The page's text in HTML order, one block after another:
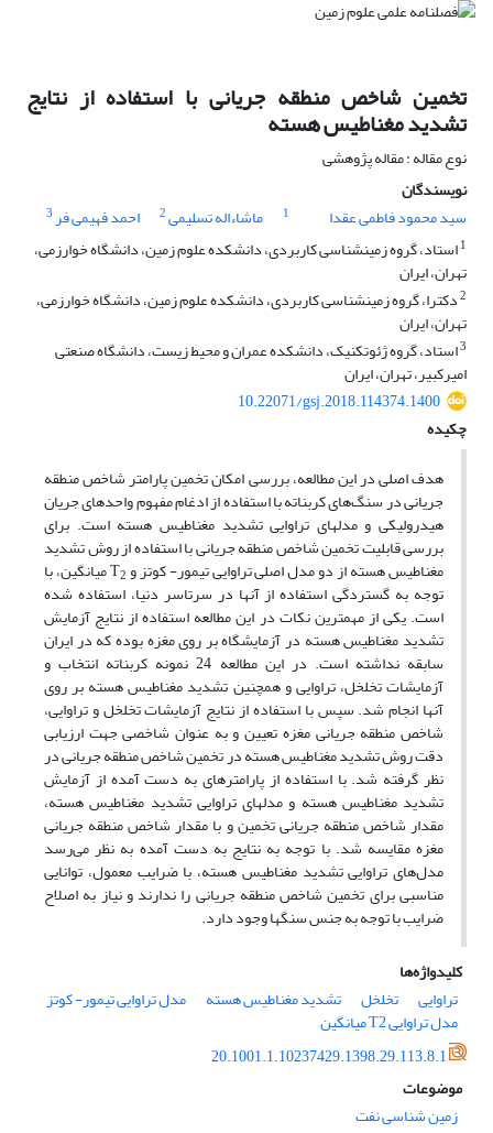
تخمین شاخص منطقه جریانی با استفاده از نتایج
تشدید مغناطیس هسته
نوع مقاله : مقاله پژوهشی
نویسندگان
سید محمود فاطمی عقدا
1 ماشاءاله تسلیمی2 احمد فهیمی فر3
1
استاد، گروه زمین‎شناسی کاربردی، دانشکده علوم زمین، دانشگاه خوارزمی،
تهران، ایران
2 دکترا، گروه زمین‎شناسی کاربردی، دانشکده علوم زمین، دانشگاه خوارزمی،
تهران، ایران
3استاد، گروه ژئوتکنیک، دانشکده عمران و محیط زیست، دانشگاه صنعتی
امیرکبیر، تهران، ایران
10.22071/gsj.2018.114374.1400
چکیده
هدف اصلی در این مطالعه، بررسی امکان تخمین پارامتر شاخص منطقه
جریانی در سنگ‌های کربناته با استفاده از ادغام مفهوم واحدهای جریان
هیدرولیکی و مدل‎های تراوایی تشدید مغناطیس هسته است. برای
بررسی قابلیت تخمین شاخص منطقه جریانی با استفاده از روش تشدید
مغناطیس هسته از دو مدل اصلی تراوایی تیمور- کوتز و T 2 میانگین، با
توجه به گستردگی استفاده از آنها در سرتاسر دنیا، استفاده شده
است. یکی از مهم‎ترین نکات در این مطالعه استفاده از نتایج آزمایش
تشدید مغناطیس هسته در آزمایشگاه بر روی مغزه بوده که در ایران
سابقه نداشته است. در این مطالعه 24 نمونه کربناته انتخاب و
آزمایشات تخلخل، تراوایی و همچنین تشدید مغناطیس هسته بر روی
آنها انجام شد. سپس با استفاده از نتایج آزمایشات تخلخل و تراوایی،
شاخص منطقه جریانی مغزه تعیین و به عنوان شاخصی جهت ارزیابی
دقت روش تشدید مغناطیس هسته در تخمین شاخص منطقه جریانی در
نظر گرفته شد. با استفاده از پارامترهای به دست آمده از آزمایش
تشدید مغناطیس هسته و مدل‎های تراوایی تشدید مغناطیس هسته،
مقدار شاخص منطقه جریانی تخمین و با مقدار شاخص منطقه جریانی
مغزه مقایسه شد. با توجه به نتایج به دست آمده به نظر می‌رسد
مدل‌های تراوایی تشدید مغناطیس هسته، با ضرایب معمول، توانایی
مناسبی برای تخمین شاخص منطقه جریانی را ندارند و نیاز به اصلاح
ضرایب با توجه به جنس سنگ‎ها وجود دارد.
کلیدواژه‌ها
تراوایی
تخلخل تشدید مغناطیس هسته مدل تراوایی تیمور- کوتز
مدل تراوایی T2 میانگین
20.1001.1.10237429.1398.29.113.8.1
موضوعات
زمین شناسی نفت